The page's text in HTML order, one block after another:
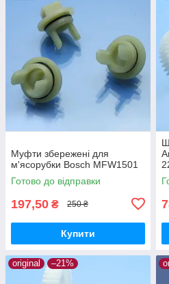
Муфти збережені для
м'ясорубки Bosch MFW1501
Готово до відправки
197,50 ₴ 250 ₴
Купити
original –21%